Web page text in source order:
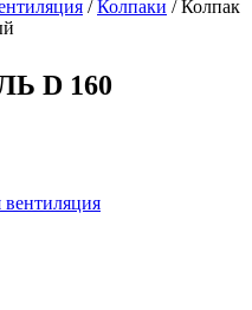
/Колпаки / Колпак
D 160
вентиляция